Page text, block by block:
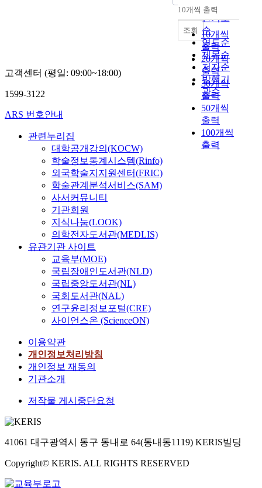
순
인기도
순
연도순
제목순
저자순
발행기
관순
내림차순
10개씩 출력
10개씩
출력
20개씩
출력
30개씩
출력
50개씩
출력
100개씩
출력
조회
고객센터 (평일: 09:00~18:00)
1599-3122
ARS 번호안내
관련누리집
대학공개강의(KOCW)
학술정보통계시스템(Rinfo)
외국학술지지원센터(FRIC)
학술관계분석서비스(SAM)
사서커뮤니티
기관회원
지식나눔(LOOK)
의학전자도서관(MEDLIS)
유관기관 사이트
교육부(MOE)
국립장애인도서관(NLD)
국립중앙도서관(NL)
국회도서관(NAL)
연구윤리정보포털(CRE)
사이언스온 (ScienceON)
이용약관
개인정보처리방침
개인정보 재동의
기관소개
저작물 게시중단요청
41061 대구광역시 동구 동내로 64(동내동1119) KERIS빌딩
Copyright© KERIS. ALL RIGHTS RESERVED